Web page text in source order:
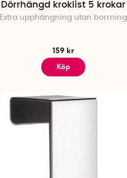
Dörrhängd kroklist 5 krokar
Extra upphängning utan borrning
159 kr
Köp